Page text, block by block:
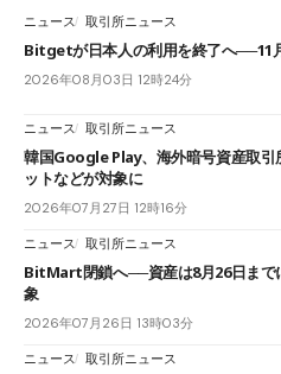
ニュース 取引所ニュース
Bitgetが日本人の利用を終了へ──11
2026年08月03日 12時24分
ニュース 取引所ニュース
韓国Google Play、海外暗号資産取
ットなどが対象に
2026年07月27日 12時16分
ニュース 取引所ニュース
BitMart閉鎖へ──資産は8月26日まで
象
2026年07月26日 13時03分
ニュース 取引所ニュース